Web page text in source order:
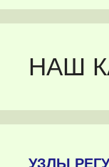
НАШ
УЗЛЫ